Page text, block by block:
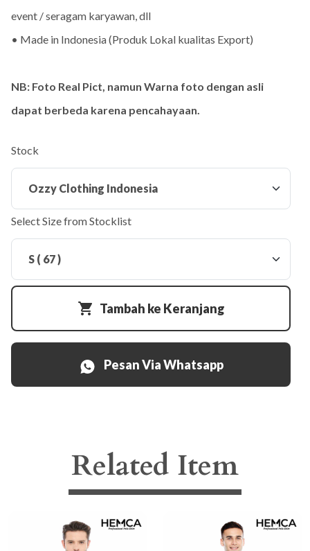
event / seragam karyawan, dll
• Made in Indonesia (Produk Lokal kualitas Export)
NB: Foto Real Pict, namun Warna foto dengan asli
dapat berbeda karena pencahayaan.
Stock
Select Size from Stocklist
Tambah ke Keranjang
Pesan Via Whatsapp
Related Item